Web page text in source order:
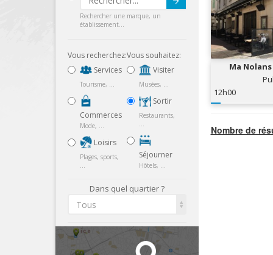
Submit
Rechercher une marque, un
établissement...
Vous recherchez:
Services
Tourisme, ...
Commerces
Mode, ...
Loisirs
Plages, sports,
...
Vous souhaitez:
Visiter
Musées, ...
Sortir
Restaurants,
...
Séjourner
Hôtels, ...
Dans quel quartier ?
Tous
Ma
12h00
Nombre de